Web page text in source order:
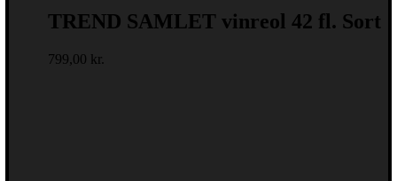
TREND SAMLET vinreol 42 fl. Sort
799,00 kr.